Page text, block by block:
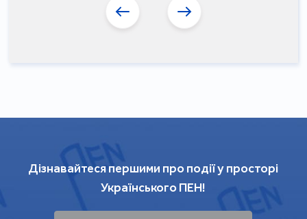
Дізнавайтеся першими про події у просторі
Українського ПЕН!